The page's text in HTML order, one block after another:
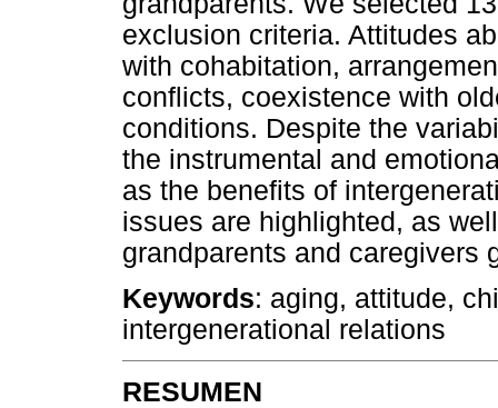
exclusion criteria. Attitudes
with cohabitation,
conflicts, coexistence with
conditions. Despite the
the instrumental and
as the benefits of
issues are highlighted, as
grandparents and caregivers
Keywords: aging, attitude,
intergenerational relations
RESUMEN